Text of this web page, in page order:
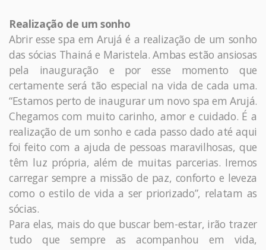
Realização de um sonho
Abrir esse spa em Arujá é a realização de um sonho
das sócias Thainá e Maristela. Ambas estão ansiosas
pela inauguração e por esse momento que
certamente será tão especial na vida de cada uma.
“Estamos perto de inaugurar um novo spa em Arujá.
Chegamos com muito carinho, amor e cuidado. É a
realização de um sonho e cada passo dado até aqui
foi feito com a ajuda de pessoas maravilhosas, que
têm luz própria, além de muitas parcerias. Iremos
carregar sempre a missão de paz, conforto e leveza
como o estilo de vida a ser priorizado”, relatam as
sócias.
Para elas, mais do que buscar bem-estar, irão trazer
tudo que sempre as acompanhou em vida,